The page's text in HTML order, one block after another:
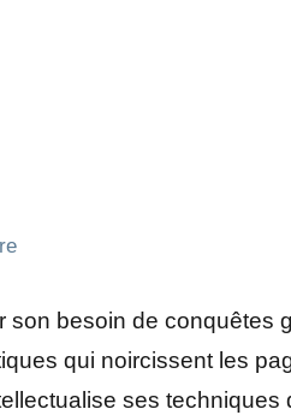
son besoin de conquêtes
qui noircissent les
ses techniques